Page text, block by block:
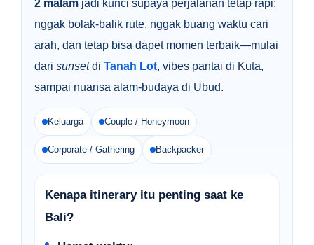
2 malam jadi kunci supaya perjalanan tetap rapi:
nggak bolak-balik rute, nggak buang waktu cari
arah, dan tetap bisa dapet momen terbaik—mulai
dari sunsetdi Tanah Lot, vibes pantai di Kuta,
sampai nuansa alam-budaya di Ubud.
Keluarga Couple / Honeymoon
Corporate / Gathering Backpacker
Kenapa itinerary itu penting saat ke
Bali?